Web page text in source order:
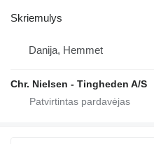
Skriemulys
Danija, Hemmet
Chr. Nielsen - Tingheden A/S